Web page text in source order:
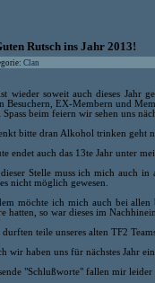
Rutsch ins Jahr 2013!
Clan
wieder soweit auch dieses Jahr
Besuchern, EX-Membern und
Spass beim feiern wir sehen uns
bitte dran Alkohol trinken geht
endet auch das 13te Jahr unter
Stelle muss ich mich auch
nicht möglich gewesen.
möchte ich mich auch bei allen
hatten, so war dieses im
teile unseres alten TF2
wir haben uns für nächstes Jahr
"Schlußworte" fallen mir